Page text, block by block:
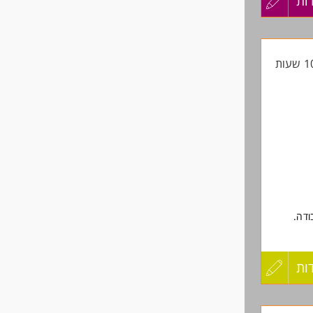
עדכון